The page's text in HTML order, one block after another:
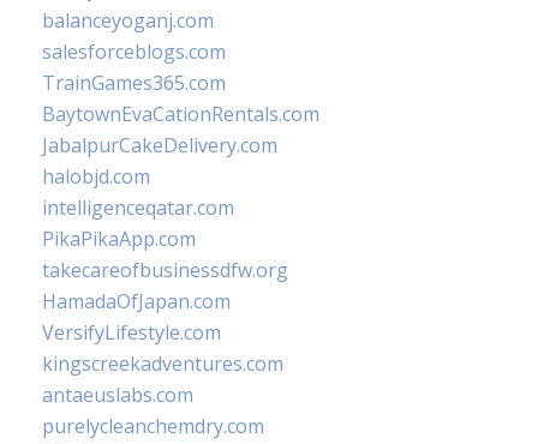
balanceyoganj.com
salesforceblogs.com
TrainGames365.com
BaytownEvaCationRentals.com
JabalpurCakeDelivery.com
halobjd.com
intelligenceqatar.com
PikaPikaApp.com
takecareofbusinessdfw.org
HamadaOfJapan.com
VersifyLifestyle.com
kingscreekadventures.com
antaeuslabs.com
purelycleanchemdry.com